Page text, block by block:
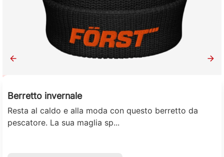
Berretto invernale
Resta al caldo e alla moda con questo berretto da
pescatore. La sua maglia sp...